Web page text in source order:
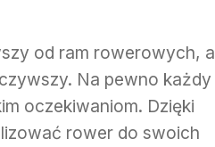
od ram rowerowych, a
Na pewno każdy
oczekiwaniom. Dzięki
rower do swoich